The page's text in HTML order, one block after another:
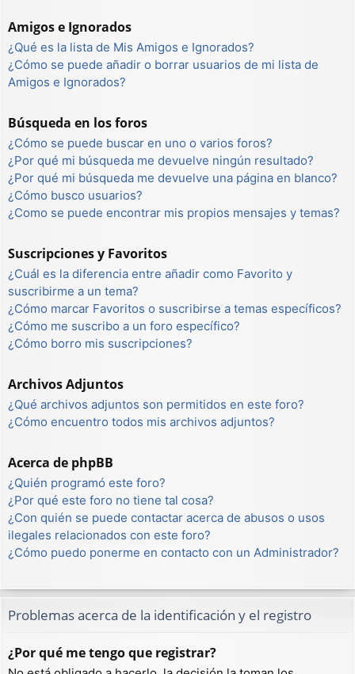
Amigos e Ignorados
¿Qué es la lista de Mis Amigos e Ignorados?
¿Cómo se puede añadir o borrar usuarios de mi lista de
Amigos e Ignorados?
Búsqueda en los foros
¿Cómo se puede buscar en uno o varios foros?
¿Por qué mi búsqueda me devuelve ningún resultado?
¿Por qué mi búsqueda me devuelve una página en blanco?
¿Cómo busco usuarios?
¿Como se puede encontrar mis propios mensajes y temas?
Suscripciones y Favoritos
¿Cuál es la diferencia entre añadir como Favorito y
suscribirme a un tema?
¿Cómo marcar Favoritos o suscribirse a temas específicos?
¿Cómo me suscribo a un foro específico?
¿Cómo borro mis suscripciones?
Archivos Adjuntos
¿Qué archivos adjuntos son permitidos en este foro?
¿Cómo encuentro todos mis archivos adjuntos?
Acerca de phpBB
¿Quién programó este foro?
¿Por qué este foro no tiene tal cosa?
¿Con quién se puede contactar acerca de abusos o usos
ilegales relacionados con este foro?
¿Cómo puedo ponerme en contacto con un Administrador?
Problemas acerca de la identificación y el registro
¿Por qué me tengo que registrar?